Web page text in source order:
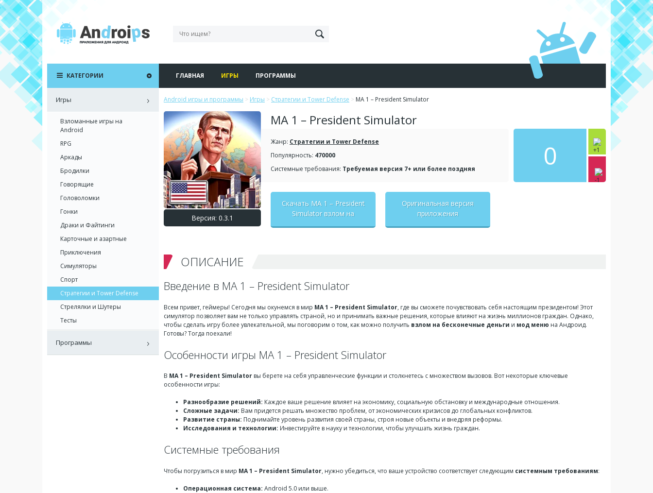
ГЛАВНАЯ ИГРЫ ПРОГРАММЫ
Android игры и программы > Игры > Стратегии и Tower Defense > MA 1 – President Simulator
Версия: 0.3.1
MA 1 – President Simulator
0
Жанр: Стратегии и Tower Defense
Популярность: 470000
Системные требования: Требуемая версия 7+ или более поздняя
Скачать MA 1 – President
Simulator взлом на
Оригинальная версия
приложения
ОПИСАНИЕ
Введение в MA 1 – President Simulator
Всем привет, геймеры! Сегодня мы окунемся в мир MA 1 – President Simulator, где вы сможете почувствовать себя настоящим президентом! Этот
симулятор позволяет вам не только управлять страной, но и принимать важные решения, которые влияют на жизнь миллионов граждан. Однако,
чтобы сделать игру более увлекательной, мы поговорим о том, как можно получить взлом на бесконечные деньги и мод меню на Андроид.
Готовы? Тогда поехали!
Особенности игры MA 1 – President Simulator
В MA 1 – President Simulator вы берете на себя управленческие функции и столкнетесь с множеством вызовов. Вот некоторые ключевые
особенности игры:
Разнообразие решений: Каждое ваше решение влияет на экономику, социальную обстановку и международные отношения.
Сложные задачи: Вам придется решать множество проблем, от экономических кризисов до глобальных конфликтов.
Развитие страны: Поднимайте уровень развития своей страны, строя новые объекты и внедряя реформы.
Исследования и технологии: Инвестируйте в науку и технологии, чтобы улучшать жизнь граждан.
Системные требования
Чтобы погрузиться в мир MA 1 – President Simulator, нужно убедиться, что ваше устройство соответствует следующим системным требованиям:
Операционная система: Android 5.0 или выше.
КАТЕГОРИИ
Игры
Взломанные игры на
Android
RPG
Аркады
Бродилки
Говорящие
Головоломки
Гонки
Драки и Файтинги
Карточные и азартные
Приключения
Симуляторы
Спорт
Стратегии и Tower Defense
Стрелялки и Шутеры
Тесты
Программы